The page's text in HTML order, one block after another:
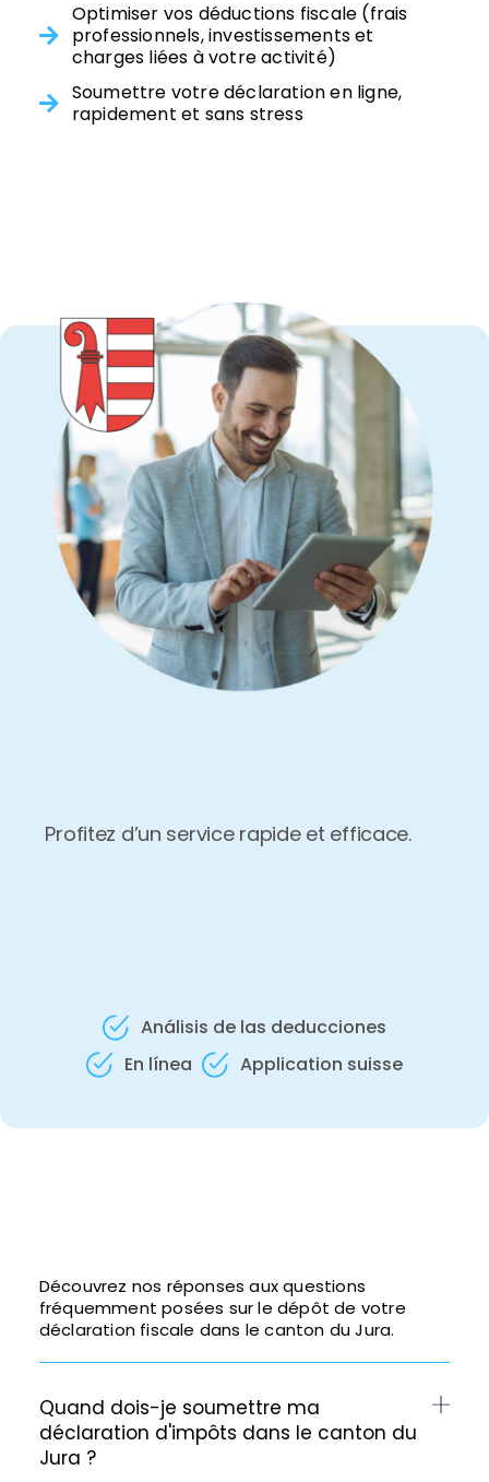
Optimiser vos déductions fiscale (frais
professionnels, investissements et
charges liées à votre activité)
Soumettre votre déclaration en ligne,
rapidement et sans stress
Profitez d’un service rapide et efficace.
Análisis de las deducciones
En línea
Application suisse
Découvrez nos réponses aux questions
fréquemment posées sur le dépôt de votre
déclaration fiscale dans le canton du Jura.
Quand dois-je soumettre ma
déclaration d'impôts dans le canton du
Jura ?